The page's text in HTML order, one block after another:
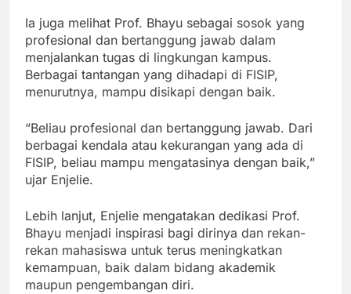
Ia juga melihat Prof. Bhayu sebagai sosok yang
profesional dan bertanggung jawab dalam
menjalankan tugas di lingkungan kampus.
Berbagai tantangan yang dihadapi di FISIP,
menurutnya, mampu disikapi dengan baik.
“Beliau profesional dan bertanggung jawab. Dari
berbagai kendala atau kekurangan yang ada di
FISIP, beliau mampu mengatasinya dengan baik,”
ujar Enjelie.
Lebih lanjut, Enjelie mengatakan dedikasi Prof.
Bhayu menjadi inspirasi bagi dirinya dan rekan-
rekan mahasiswa untuk terus meningkatkan
kemampuan, baik dalam bidang akademik
maupun pengembangan diri.